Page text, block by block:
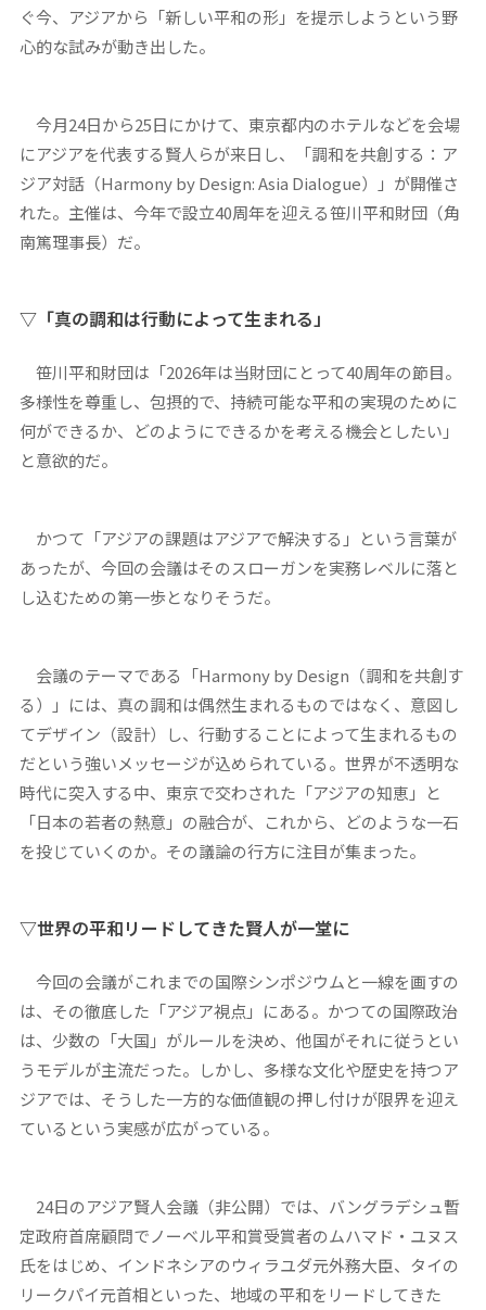
ぐ今、アジアから「新しい平和の形」を提示しようという野
心的な試みが動き出した。
今月24日から25日にかけて、東京都内のホテルなどを会場
にアジアを代表する賢人らが来日し、「調和を共創する：ア
ジア対話（Harmony by Design: Asia Dialogue）」が開催さ
れた。主催は、今年で設立40周年を迎える笹川平和財団（角
南篤理事長）だ。
▽「真の調和は行動によって生まれる」
笹川平和財団は「2026年は当財団にとって40周年の節目。
多様性を尊重し、包摂的で、持続可能な平和の実現のために
何ができるか、どのようにできるかを考える機会としたい」
と意欲的だ。
かつて「アジアの課題はアジアで解決する」という言葉が
あったが、今回の会議はそのスローガンを実務レベルに落と
し込むための第一歩となりそうだ。
会議のテーマである「Harmony by Design（調和を共創す
る）」には、真の調和は偶然生まれるものではなく、意図し
てデザイン（設計）し、行動することによって生まれるもの
だという強いメッセージが込められている。世界が不透明な
時代に突入する中、東京で交わされた「アジアの知恵」と
「日本の若者の熱意」の融合が、これから、どのような一石
を投じていくのか。その議論の行方に注目が集まった。
▽世界の平和リードしてきた賢人が一堂に
今回の会議がこれまでの国際シンポジウムと一線を画すの
は、その徹底した「アジア視点」にある。かつての国際政治
は、少数の「大国」がルールを決め、他国がそれに従うとい
うモデルが主流だった。しかし、多様な文化や歴史を持つア
ジアでは、そうした一方的な価値観の押し付けが限界を迎え
ているという実感が広がっている。
24日のアジア賢人会議（非公開）では、バングラデシュ暫
定政府首席顧問でノーベル平和賞受賞者のムハマド・ユヌス
氏をはじめ、インドネシアのウィラユダ元外務大臣、タイの
リークパイ元首相といった、地域の平和をリードしてきた